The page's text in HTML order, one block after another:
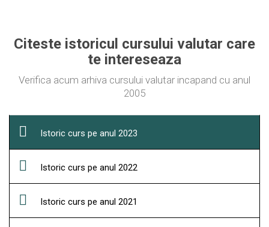
Citeste istoricul cursului valutar care
te intereseaza
Verifica acum arhiva cursului valutar incapand cu anul
2005
Istoric curs pe anul 2023
Istoric curs pe anul 2022
Istoric curs pe anul 2021